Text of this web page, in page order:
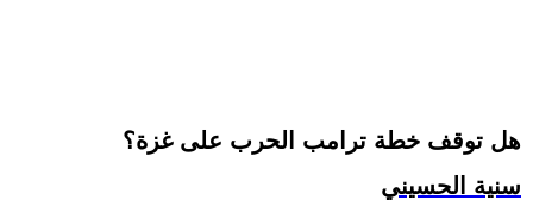
هل توقف خطة ترامب الحرب على غزة؟
سنية الحسيني